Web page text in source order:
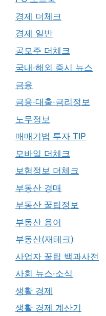
경제 더체크
경제 일반
공모주 더체크
국내·해외 증시 뉴스
금융
금융·대출·금리정보
노무정보
매매기법 투자 TIP
모바일 더체크
보험정보 더체크
부동산 경매
부동산 꿀팁정보
부동산 용어
부동산(재테크)
사업자 꿀팁 백과사전
사회 뉴스·소식
생활 경제
생활 경제 계산기